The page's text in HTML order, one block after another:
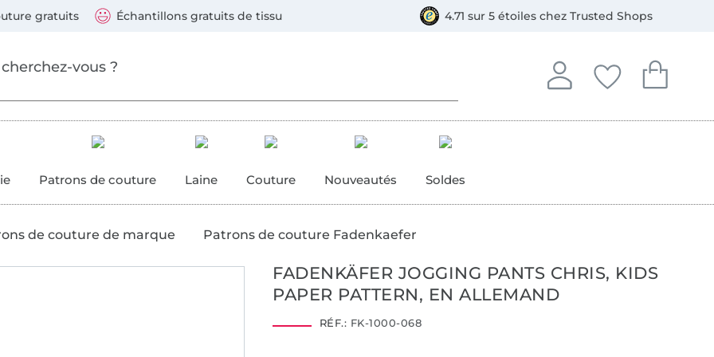
gratuits Échantillons gratuits de tissu 4.71 sur 5 étoiles chez Trusted Shops
Se connecter
Se connecter à votre
Mes favoris
Vous avez
Mon
Vous avez
Patrons de couture Laine Couture Nouveautés Soldes
de couture de marque Patrons de couture Fadenkaefer
FADENKÄFER JOGGING PANTS CHRIS, KIDS
PAPER PATTERN, EN ALLEMAND
RÉF.: FK-1000-068
suivants : Visa, Mastercard, Carte bleue, PayPal, Virement, Bancontact